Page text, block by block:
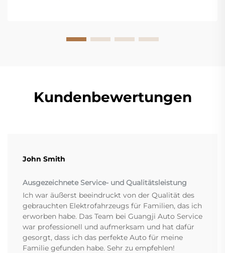
Kundenbewertungen
John Smith
Ausgezeichnete Service- und Qualitätsleistung
Ich war äußerst beeindruckt von der Qualität des
gebrauchten Elektrofahrzeugs für Familien, das ich
erworben habe. Das Team bei Guangji Auto Service
war professionell und aufmerksam und hat dafür
gesorgt, dass ich das perfekte Auto für meine
Familie gefunden habe. Sehr zu empfehlen!